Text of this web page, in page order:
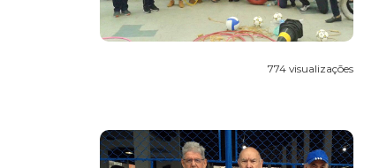
774 visualizações